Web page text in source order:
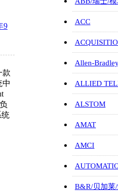
9
款
中
统
ACC
Allen-
ALLIED
ALSTOM
AMAT
AMCI
B&R/贝加莱